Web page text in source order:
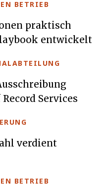
BETRIEB
praktisch
entwickelt
Services
verdient
BETRIEB